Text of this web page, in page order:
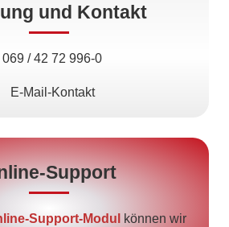
und Kontakt
069 / 42 72 996-0
E-Mail-Kontakt
Support
Support-Modul
können wir